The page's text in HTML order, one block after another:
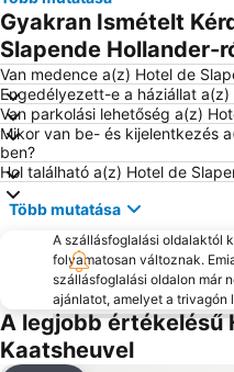
Gyakran Ismételt
Slapende Hollander-
Van medence a(z) Hotel de
Engedélyezett-e a háziállat
Van parkolási lehetőség a(z)
Mikor van be- és kijelentkezés
ben?
Hol található a(z) Hotel de
Több mutatása
A szállásfoglalási oldalaktól
folyamatosan változnak.
szállásfoglalási oldalon már
ajánlatot, amelyet a trivagón
A legjobb értékelésű
Kaatsheuvel